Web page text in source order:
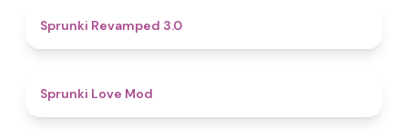
Sprunki Revamped 3.0
Sprunki Love Mod